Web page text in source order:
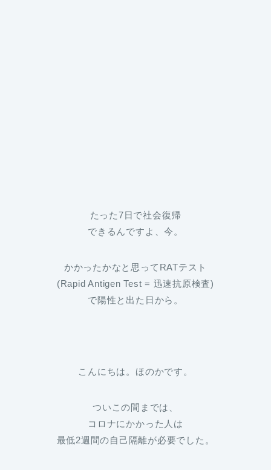
たった7日で社会復帰
できるんですよ、今。
かかったかなと思ってRATテスト
(Rapid Antigen Test = 迅速抗原検査)
で陽性と出た日から。
こんにちは。ほのかです。
ついこの間までは、
コロナにかかった人は
最低2週間の自己隔離が必要でした。